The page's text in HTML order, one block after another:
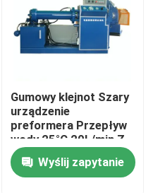
Gumowy klejnot Szary
urządzenie
preformera Przepływ
wody 25°C 20L/min Z
wysokiej
rozdzielczości
ekranem dotykowym
Wyślij zapytanie